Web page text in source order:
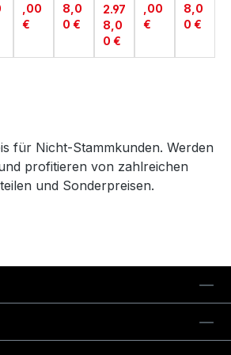
,00
€
8,0
0 €
2.97
8,0
0 €
TTL
E
,00
€
8,0
0 €
für Nicht-Stammkunden. Werden
profitieren von zahlreichen
und Sonderpreisen.